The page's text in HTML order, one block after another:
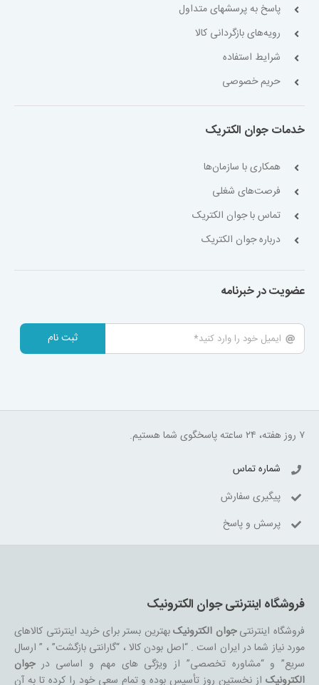
پاسخ به پرسشهای متداول
رویه‌های بازگردانی کالا
شرایط استفاده
حریم خصوصی
خدمات جوان الکتریک
همکاری با سازمان‌ها
فرصت‌های شغلی
تماس با جوان الکتریک
درباره جوان الکتریک
عضویت در خبرنامه
ثبت نام
۷ روز هفته، ۲۴ ساعته پاسخگوی شما هستیم.
شماره تماس
پیگیری سفارش
پرسش و پاسخ
فروشگاه اینترنتی جوان الکترونیک
فروشگاه اینترنتیجوان الکترونیکبهترین بستر برای خرید اینترنتی کالاهای
مورد نیاز شما در ایران است . “اصل بودن کالا ، “گارانتی بازگشت” ، ” ارسال
سریع” و “مشاوره تخصصی” از ویژگی های مهم و اساسی درجوان
الکترونیکاز نخستین روز تأسیس بوده و تمام سعی خود را کرده تا به آن